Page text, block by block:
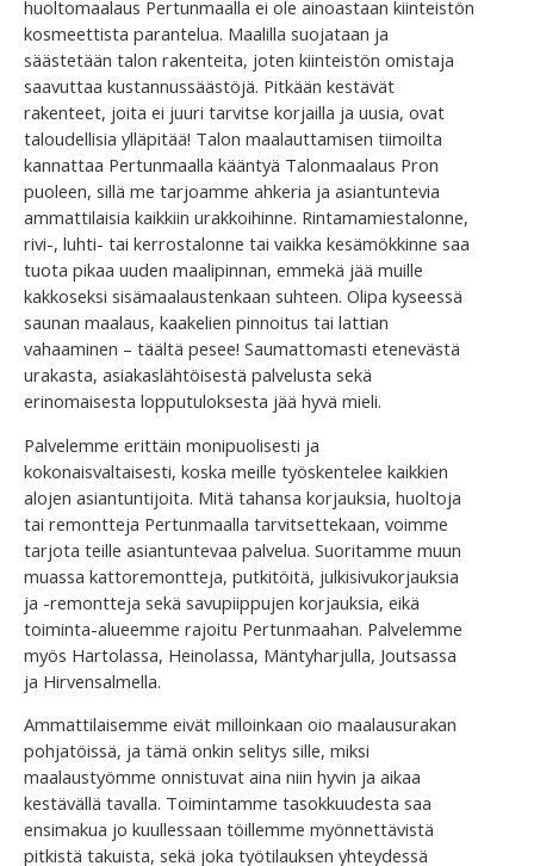
huoltomaalaus Pertunmaalla ei ole ainoastaan kiinteistön
kosmeettista parantelua. Maalilla suojataan ja
säästetään talon rakenteita, joten kiinteistön omistaja
saavuttaa kustannussäästöjä. Pitkään kestävät
rakenteet, joita ei juuri tarvitse korjailla ja uusia, ovat
taloudellisia ylläpitää! Talon maalauttamisen tiimoilta
kannattaa Pertunmaalla kääntyä Talonmaalaus Pron
puoleen, sillä me tarjoamme ahkeria ja asiantuntevia
ammattilaisia kaikkiin urakkoihinne. Rintamamiestalonne,
rivi-, luhti- tai kerrostalonne tai vaikka kesämökkinne saa
tuota pikaa uuden maalipinnan, emmekä jää muille
kakkoseksi sisämaalaustenkaan suhteen. Olipa kyseessä
saunan maalaus, kaakelien pinnoitus tai lattian
vahaaminen – täältä pesee! Saumattomasti etenevästä
urakasta, asiakaslähtöisestä palvelusta sekä
erinomaisesta lopputuloksesta jää hyvä mieli.
Palvelemme erittäin monipuolisesti ja
kokonaisvaltaisesti, koska meille työskentelee kaikkien
alojen asiantuntijoita. Mitä tahansa korjauksia, huoltoja
tai remontteja Pertunmaalla tarvitsettekaan, voimme
tarjota teille asiantuntevaa palvelua. Suoritamme muun
muassa kattoremontteja, putkitöitä, julkisivukorjauksia
ja -remontteja sekä savupiippujen korjauksia, eikä
toiminta-alueemme rajoitu Pertunmaahan. Palvelemme
myös Hartolassa, Heinolassa, Mäntyharjulla, Joutsassa
ja Hirvensalmella.
Ammattilaisemme eivät milloinkaan oio maalausurakan
pohjatöissä, ja tämä onkin selitys sille, miksi
maalaustyömme onnistuvat aina niin hyvin ja aikaa
kestävällä tavalla. Toimintamme tasokkuudesta saa
ensimakua jo kuullessaan töillemme myönnettävistä
pitkistä takuista, sekä joka työtilauksen yhteydessä